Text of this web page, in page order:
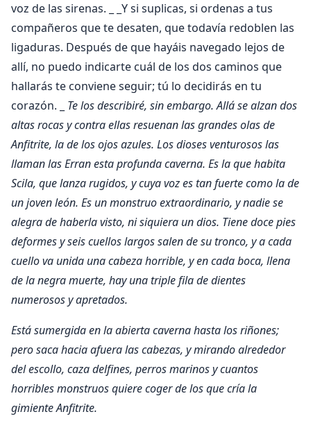
voz de las sirenas. _ _Y si suplicas, si ordenas a tus
compañeros que te desaten, que todavía redoblen las
ligaduras. Después de que hayáis navegado lejos de
allí, no puedo indicarte cuál de los dos caminos que
hallarás te conviene seguir; tú lo decidirás en tu
corazón. _ Te los describiré, sin embargo. Allá se alzan dos
altas rocas y contra ellas resuenan las grandes olas de
Anfitrite, la de los ojos azules. Los dioses venturosos las
llaman las Erran esta profunda caverna. Es la que habita
Scila, que lanza rugidos, y cuya voz es tan fuerte como la de
un joven león. Es un monstruo extraordinario, y nadie se
alegra de haberla visto, ni siquiera un dios. Tiene doce pies
deformes y seis cuellos largos salen de su tronco, y a cada
cuello va unida una cabeza horrible, y en cada boca, llena
de la negra muerte, hay una triple fila de dientes
numerosos y apretados.
Está sumergida en la abierta caverna hasta los riñones;
pero saca hacia afuera las cabezas, y mirando alrededor
del escollo, caza delfines, perros marinos y cuantos
horribles monstruos quiere coger de los que cría la
gimiente Anfitrite.